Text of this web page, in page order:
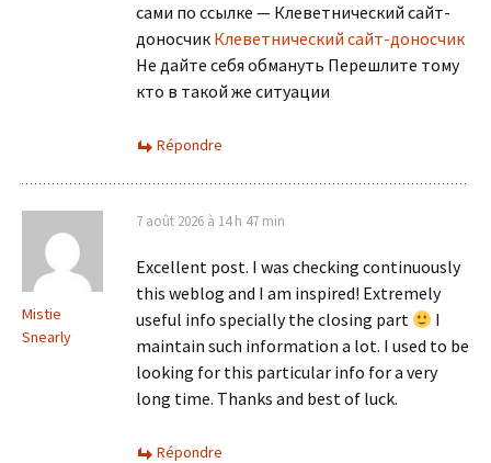
сами по ссылке — Клеветнический сайт-
доносчик Клеветнический сайт-доносчик
Не дайте себя обмануть Перешлите тому
кто в такой же ситуации
Répondre
Mistie
Snearly
7 août 2026 à 14 h 47 min
Excellent post. I was checking continuously
this weblog and I am inspired! Extremely
useful info specially the closing part
I
maintain such information a lot. I used to be
looking for this particular info for a very
long time. Thanks and best of luck.
Répondre